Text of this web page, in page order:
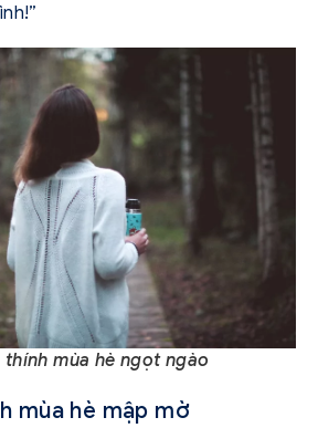
thính mùa hè ngọt ngào
mùa hè mập mờ